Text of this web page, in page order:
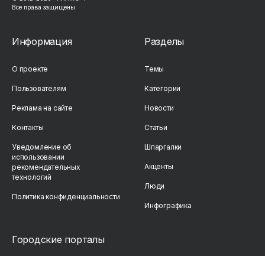
Все права защищены
Информация
О проекте
Пользователям
Реклама на сайте
Контакты
Уведомление об
использовании
рекомендательных
технологий
Политика конфиденциальности
Разделы
Темы
Категории
Новости
Статьи
Шпаргалки
Акценты
Люди
Инфографика
Городские порталы